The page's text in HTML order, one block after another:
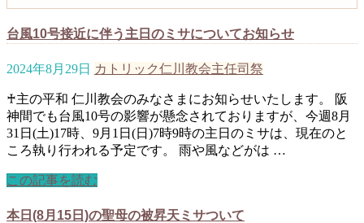
台風10号接近に伴う主日のミサについてお知らせ
2024年8月29日 カトリック仁川教会主任司祭
♰主の平和 仁川教会のみなさまにお知らせいたします。 阪
神間でも台風10号の影響が懸念されておりますが、今週8月
31日(土)17時、9月1日(日)7時9時の主日のミサは、現在のと
ころ執り行われる予定です。 雨や風などがは …
この記事を読む
本日(8月15日)の聖母の被昇天ミサついて